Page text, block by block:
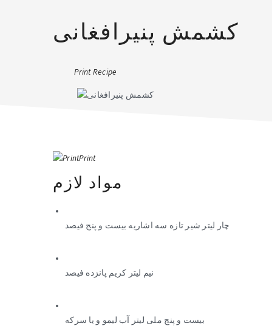
کشمش پنیرافغانی
Print Recipe
Print
مواد لازم
چار لیتر شیر تازه سه اشاریه بیست و پنج فیصد
نیم لیتر کریم پانزده فیصد
بیست و پنج ملی لیتر آب لیمو و یا سرکه